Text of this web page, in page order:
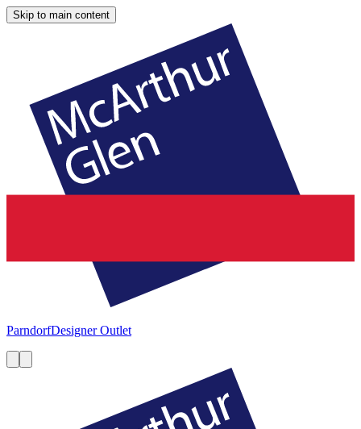
Skip to main content
ParndorfDesigner Outlet